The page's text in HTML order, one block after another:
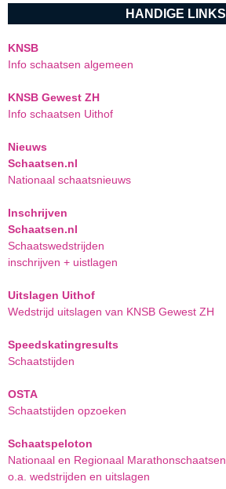
HANDIGE LINKS
KNSB
Info schaatsen algemeen
KNSB Gewest ZH
Info schaatsen Uithof
Nieuws
Schaatsen.nl
Nationaal schaatsnieuws
Inschrijven
Schaatsen.nl
Schaatswedstrijden
inschrijven + uistlagen
Uitslagen Uithof
Wedstrijd uitslagen van KNSB Gewest ZH
Speedskatingresults
Schaatstijden
OSTA
Schaatstijden opzoeken
Schaatspeloton
Nationaal en Regionaal Marathonschaatsen
o.a. wedstrijden en uitslagen